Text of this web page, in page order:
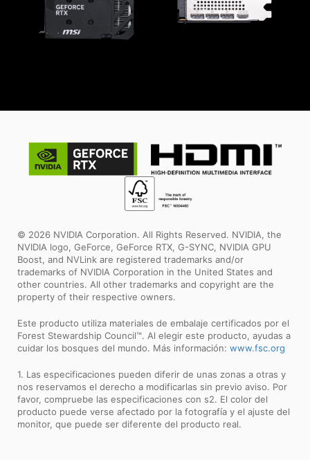
© 2026 NVIDIA Corporation. All Rights Reserved. NVIDIA, the
NVIDIA logo, GeForce, GeForce RTX, G-SYNC, NVIDIA GPU
Boost, and NVLink are registered trademarks and/or
trademarks of NVIDIA Corporation in the United States and
other countries. All other trademarks and copyright are the
property of their respective owners.
Este producto utiliza materiales de embalaje certificados por el
Forest Stewardship Council™. Al elegir este producto, ayudas a
cuidar los bosques del mundo. Más información: www.fsc.org
1. Las especificaciones pueden diferir de unas zonas a otras y
nos reservamos el derecho a modificarlas sin previo aviso. Por
favor, compruebe las especificaciones con s2. El color del
producto puede verse afectado por la fotografía y el ajuste del
monitor, que puede ser diferente del producto real.